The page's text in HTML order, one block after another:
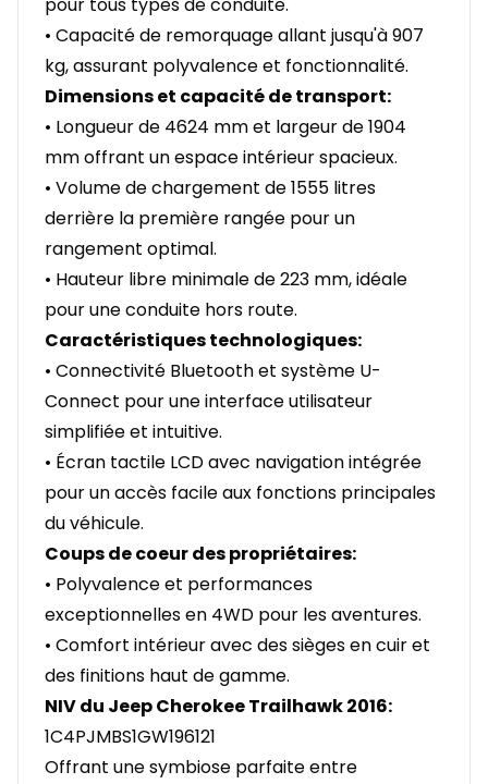
• Capacité de remorquage allant jusqu'à 907
kg, assurant polyvalence et fonctionnalité.
Dimensions et capacité de transport:
• Longueur de 4624 mm et largeur de 1904
mm offrant un espace intérieur spacieux.
• Volume de chargement de 1555 litres
derrière la première rangée pour un
rangement optimal.
• Hauteur libre minimale de 223 mm, idéale
pour une conduite hors route.
Caractéristiques technologiques:
• Connectivité Bluetooth et système U-
Connect pour une interface utilisateur
simplifiée et intuitive.
• Écran tactile LCD avec navigation intégrée
pour un accès facile aux fonctions principales
du véhicule.
Coups de coeur des propriétaires:
• Polyvalence et performances
exceptionnelles en 4WD pour les aventures.
• Comfort intérieur avec des sièges en cuir et
des finitions haut de gamme.
NIV du Jeep Cherokee Trailhawk 2016:
1C4PJMBS1GW196121
Offrant une symbiose parfaite entre